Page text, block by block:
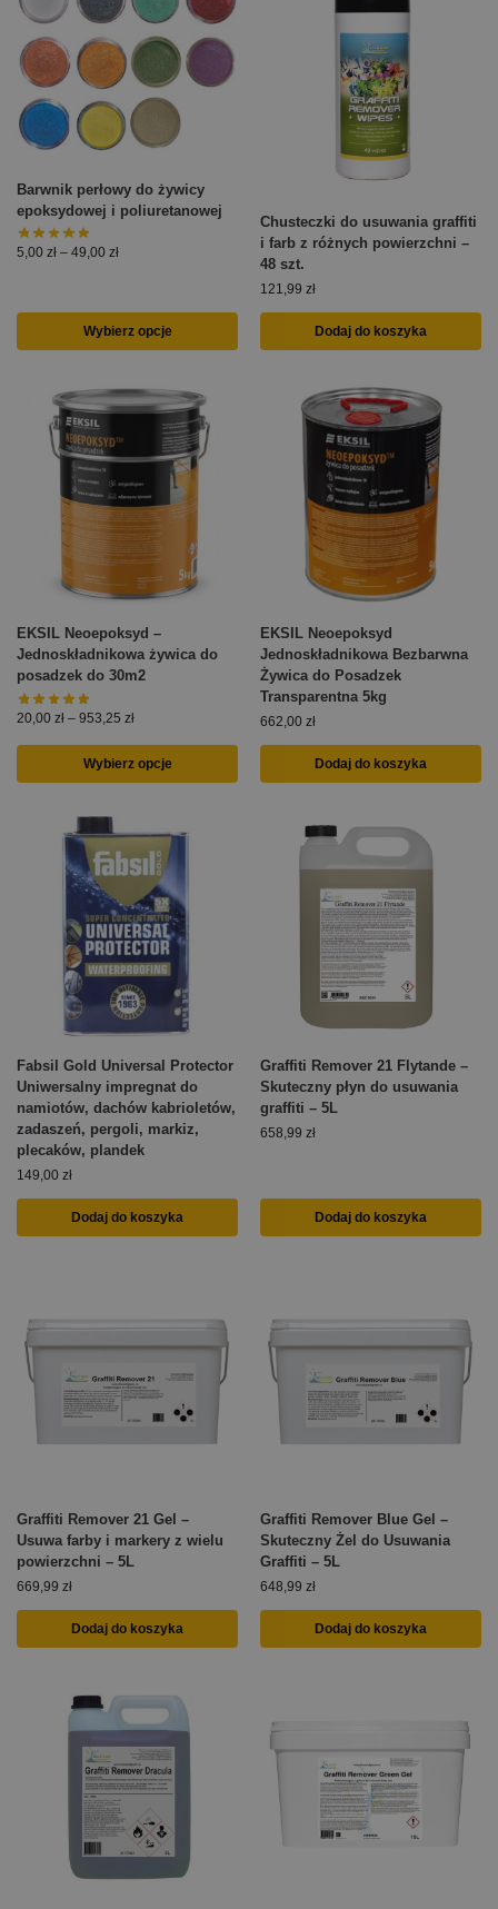
Barwnik perłowy do żywicy
epoksydowej i poliuretanowej
5,00 zł – 49,00 zł
Wybierz opcje
Chusteczki do usuwania graffiti
i farb z różnych powierzchni –
48 szt.
121,99 zł
Dodaj do koszyka
EKSIL Neoepoksyd –
Jednoskładnikowa żywica do
posadzek do 30m2
20,00 zł – 953,25 zł
Wybierz opcje
EKSIL Neoepoksyd
Jednoskładnikowa Bezbarwna
Żywica do Posadzek
Transparentna 5kg
662,00 zł
Dodaj do koszyka
Fabsil Gold Universal Protector
Uniwersalny impregnat do
namiotów, dachów kabrioletów,
zadaszeń, pergoli, markiz,
plecaków, plandek
149,00 zł
Dodaj do koszyka
Graffiti Remover 21 Flytande –
Skuteczny płyn do usuwania
graffiti – 5L
658,99 zł
Dodaj do koszyka
Graffiti Remover 21 Gel –
Usuwa farby i markery z wielu
powierzchni – 5L
669,99 zł
Dodaj do koszyka
Graffiti Remover Blue Gel –
Skuteczny Żel do Usuwania
Graffiti – 5L
648,99 zł
Dodaj do koszyka